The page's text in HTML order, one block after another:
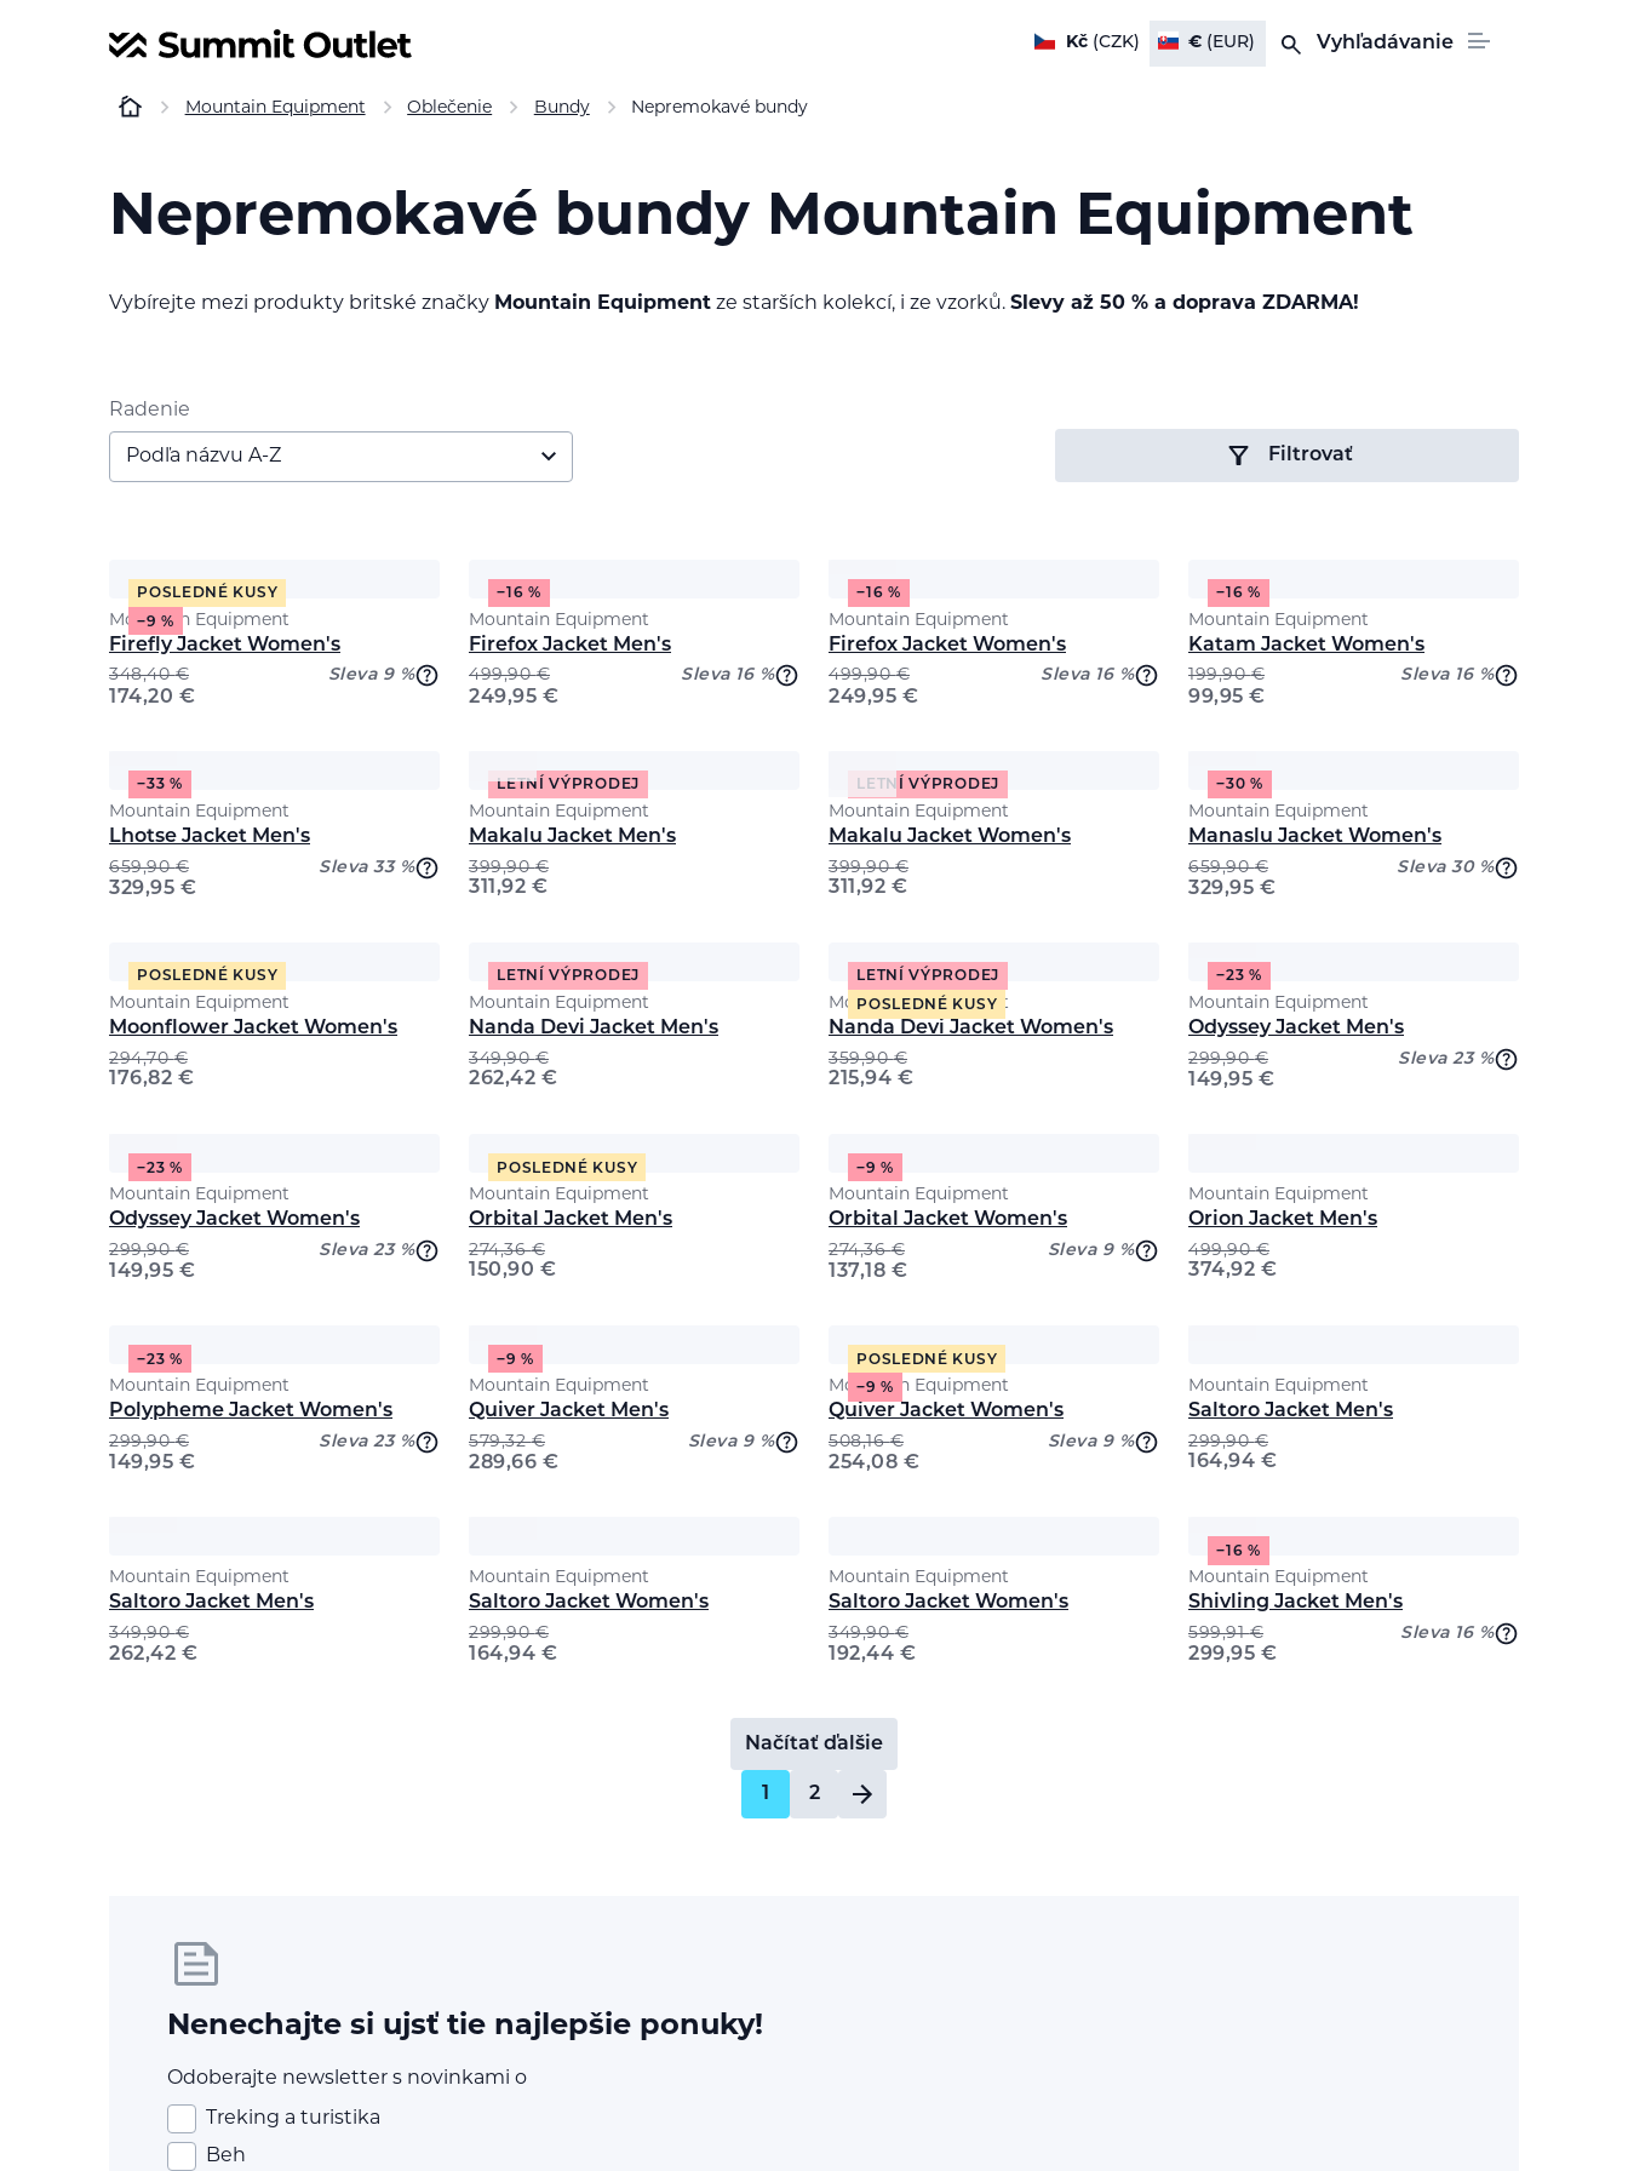
Kč(CZK) € (EUR) Vyhľadávanie
Mountain Equipment Oblečenie Bundy Nepremokavé bundy
Nepremokavé bundy Mountain Equipment
Vybírejte mezi produkty britské značky Mountain Equipment ze starších kolekcí, i ze vzorků. Slevy až 50 % a doprava ZDARMA!
Radenie
Podľa názvu A-Z Filtrovať
POSLEDNÉ KUSY
−9 %
Mountain Equipment
Firefly Jacket Women's
348,40€ Sleva 9 %
174,20 €
−16 %
Mountain Equipment
Firefox Jacket Men's
499,90€ Sleva 16 %
249,95 €
−16 %
Mountain Equipment
Firefox Jacket Women's
499,90€ Sleva 16 %
249,95 €
−16 %
Mountain Equipment
Katam Jacket Women's
199,90€ Sleva 16 %
99,95 €
−33 %
Mountain Equipment
Lhotse Jacket Men's
659,90€ Sleva 33 %
329,95 €
LETNÍ VÝPRODEJ
Mountain Equipment
Makalu Jacket Men's
399,90€
311,92 €
LETNÍ VÝPRODEJ
Mountain Equipment
Makalu Jacket Women's
399,90€
311,92 €
−30 %
Mountain Equipment
Manaslu Jacket Women's
659,90€ Sleva 30 %
329,95 €
POSLEDNÉ KUSY
Mountain Equipment
Moonflower Jacket Women's
294,70€
176,82 €
LETNÍ VÝPRODEJ
Mountain Equipment
Nanda Devi Jacket Men's
349,90€
262,42 €
LETNÍ VÝPRODEJ
POSLEDNÉ KUSY
Mountain Equipment
Nanda Devi Jacket Women's
359,90€
215,94 €
−23 %
Mountain Equipment
Odyssey Jacket Men's
299,90€ Sleva 23 %
149,95 €
−23 %
Mountain Equipment
Odyssey Jacket Women's
299,90€ Sleva 23 %
149,95 €
POSLEDNÉ KUSY
Mountain Equipment
Orbital Jacket Men's
274,36€
150,90 €
−9 %
Mountain Equipment
Orbital Jacket Women's
274,36€ Sleva 9 %
137,18 €
Mountain Equipment
Orion Jacket Men's
499,90€
374,92 €
−23 %
Mountain Equipment
Polypheme Jacket Women's
299,90€ Sleva 23 %
149,95 €
−9 %
Mountain Equipment
Quiver Jacket Men's
579,32€ Sleva 9 %
289,66 €
POSLEDNÉ KUSY
−9 %
Mountain Equipment
Quiver Jacket Women's
508,16€ Sleva 9 %
254,08 €
Mountain Equipment
Saltoro Jacket Men's
299,90€
164,94 €
Mountain Equipment
Saltoro Jacket Men's
349,90€
262,42 €
Mountain Equipment
Saltoro Jacket Women's
299,90€
164,94 €
Mountain Equipment
Saltoro Jacket Women's
349,90€
192,44 €
−16 %
Mountain Equipment
Shivling Jacket Men's
599,91€ Sleva 16 %
299,95 €
Načítať ďalšie
1 2
Nenechajte si ujsť tie najlepšie ponuky!
Odoberajte newsletter s novinkami o
Treking a turistika
Beh